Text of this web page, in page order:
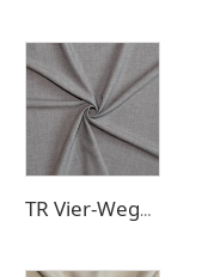
TR Vier-Wege-Stretch-Hosenstoff